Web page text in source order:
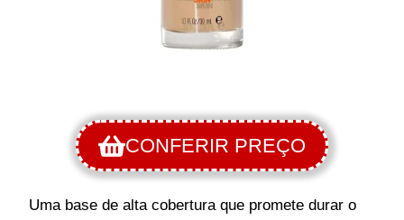
CONFERIR PREÇO
Uma base de alta cobertura que promete durar o